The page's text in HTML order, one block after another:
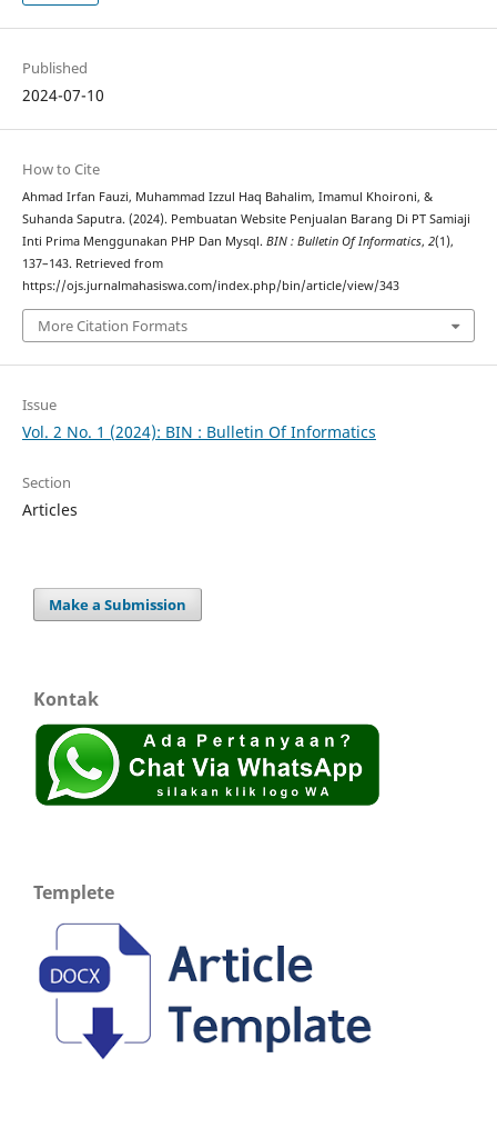
Published
2024-07-10
How to Cite
Ahmad Irfan Fauzi, Muhammad Izzul Haq Bahalim, Imamul Khoironi, &
Suhanda Saputra. (2024). Pembuatan Website Penjualan Barang Di PT Samiaji
Inti Prima Menggunakan PHP Dan Mysql. BIN : Bulletin Of Informatics, 2(1),
137–143. Retrieved from
https://ojs.jurnalmahasiswa.com/index.php/bin/article/view/343
More Citation Formats
Issue
Vol. 2 No. 1 (2024): BIN : Bulletin Of Informatics
Section
Articles
Make a Submission
Kontak
Templete